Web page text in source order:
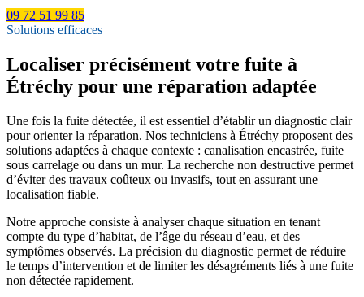
09 72 51 99 85
Solutions efficaces
Localiser précisément votre fuite à
Étréchy pour une réparation adaptée
Une fois la fuite détectée, il est essentiel d’établir un diagnostic clair
pour orienter la réparation. Nos techniciens à Étréchy proposent des
solutions adaptées à chaque contexte : canalisation encastrée, fuite
sous carrelage ou dans un mur. La recherche non destructive permet
d’éviter des travaux coûteux ou invasifs, tout en assurant une
localisation fiable.
Notre approche consiste à analyser chaque situation en tenant
compte du type d’habitat, de l’âge du réseau d’eau, et des
symptômes observés. La précision du diagnostic permet de réduire
le temps d’intervention et de limiter les désagréments liés à une fuite
non détectée rapidement.